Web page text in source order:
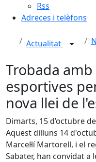
Rss
Adreces i telèfons
Actualitat
Trobada
esportives
nova llei de
Dimarts, 15 d’octubre
Aquest dilluns 14
Marcel·lí Martorell, i el
Sabater, han convidat a